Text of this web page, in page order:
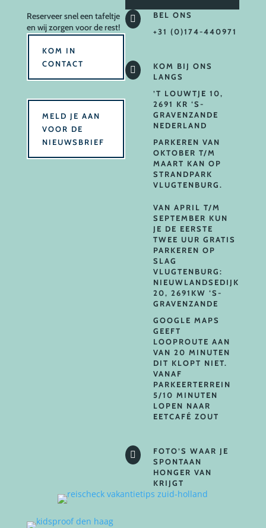
Reserveersnel een tafeltje
en wij zorgen voor de rest!
KOM IN
CONTACT
MELD JE AAN
VOOR DE
NIEUWSBRIEF

BEL ONS
+31 (0)174-440971

KOM BIJ ONS
LANGS
’T LOUWTJE 10,
2691 KR ‘S-
GRAVENZANDE
NEDERLAND
PARKEREN VAN
OKTOBER T/M
MAART KAN OP
STRANDPARK
VLUGTENBURG.
VAN APRIL T/M
SEPTEMBER KUN
JE DE EERSTE
TWEE UUR GRATIS
PARKEREN OP
SLAG
VLUGTENBURG:
NIEUWLANDSEDIJK
20, 2691KW ‘S-
GRAVENZANDE
GOOGLE MAPS
GEEFT
LOOPROUTE AAN
VAN 20 MINUTEN
DIT KLOPT NIET.
VANAF
PARKEERTERREIN
5/10 MINUTEN
LOPEN NAAR
EETCAFÉ ZOUT

FOTO’S WAAR JE
SPONTAAN
HONGER VAN
KRIJGT